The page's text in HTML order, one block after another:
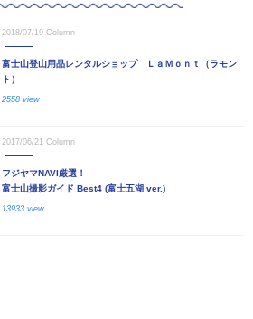
2018/07/19 Column
富士山登山用品レンタルショップ ＬａＭｏｎｔ（ラモン
ト）
2558 view
2017/06/21 Column
フジヤマNAVI厳選！
富士山撮影ガイド Best4 (富士五湖 ver.)
13933 view